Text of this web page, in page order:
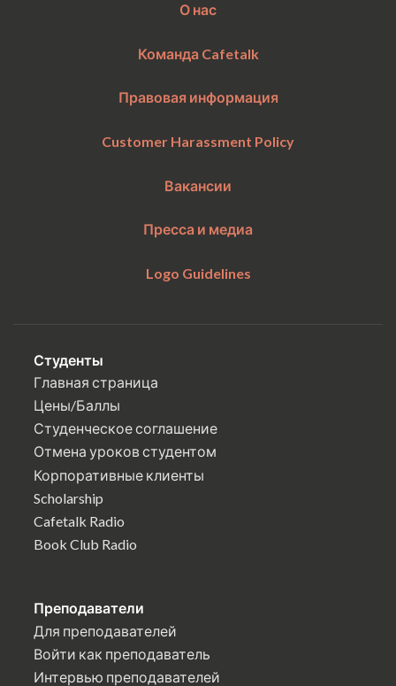
О нас
Команда Cafetalk
Правовая информация
Customer Harassment Policy
Вакансии
Пресса и медиа
Logo Guidelines
Студенты
Главная страница
Цены/Баллы
Студенческое соглашение
Отмена уроков студентом
Корпоративные клиенты
Scholarship
Cafetalk Radio
Book Club Radio
Преподаватели
Для преподавателей
Войти как преподаватель
Интервью преподавателей